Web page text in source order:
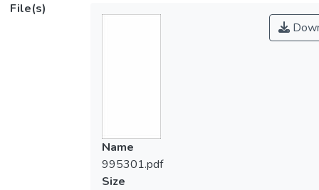
File(s)
Name
995301.pdf
Size